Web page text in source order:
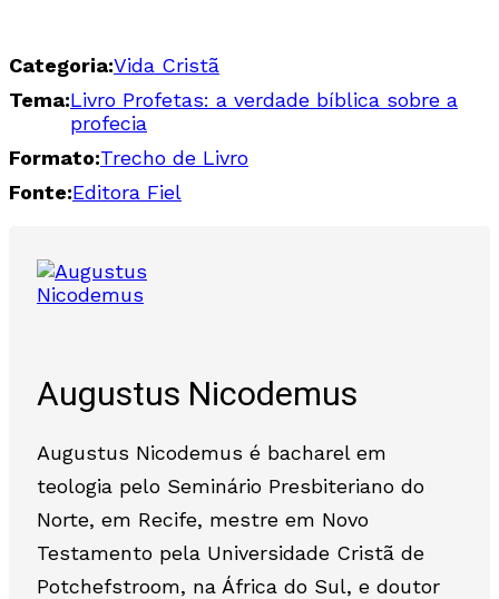
Categoria:Vida Cristã
Tema:Livro Profetas: a verdade bíblica sobre a
profecia
Formato:Trecho de Livro
Fonte:Editora Fiel
Augustus Nicodemus
Augustus Nicodemus é bacharel em
teologia pelo Seminário Presbiteriano do
Norte, em Recife, mestre em Novo
Testamento pela Universidade Cristã de
Potchefstroom, na África do Sul, e doutor